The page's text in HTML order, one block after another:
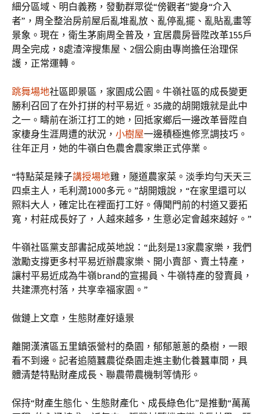
細分區域、明白義務，發動群眾從“傍觀者”變身“介入
者”，周全整治房前屋后亂堆亂放、亂停亂擺、亂貼亂畫等
景象。現在，衛生茅廁周全普及，宜居農房晉陞改革155戶
周全完成，8處渣滓搜集屋、2個公廁由專崗擔任治理保
護，正常運轉。
跳舞場地社區即景區，家園成公園。牛嶺社區的成長變更
勝利召回了在外打拼的村平易近。35歲的胡開娥就是此中
之一。疇前在浙江打工的她，回抵家鄉后一邊改革晉陞自
家棲身生涯周遭的狀況， 小樹屋一邊積極進修烹調技巧。
往年正月，她的牛嶺白色農舍農家樂正式停業。
“特點菜是辣子講授場地雞，隧道農家菜。淡季均勻天天三
四桌主人，毛利潤1000多元。”胡開娥說，“在家里還可以
照料大人，確定比在裡面打工好。傳聞門前的村道又要拓
寬，村莊成長好了，人越來越多，生意必定會越來越好。”
牛嶺社區黨支部書記成英地說：“此刻是13家農家樂，我們
激勵支撐更多村平易近辦農家樂、開小賣部、賣土特產，
讓村平易近成為牛嶺brand的宣揚員、牛嶺特產的發賣員，
共建漂亮村落，共享幸福家園。”
做鏈上文章，生態財產好遠景
離開漢濱區五里鎮張營村的桑園，郁郁蔥蔥的桑樹，一眼
看不到邊。記者追隨蠶農從桑園走進主動化養蠶車間，具
體清楚特點財產成長、聯農帶農機制等情形。
保持“財產生態化、生態財產化、成長綠色化”是推動“萬萬